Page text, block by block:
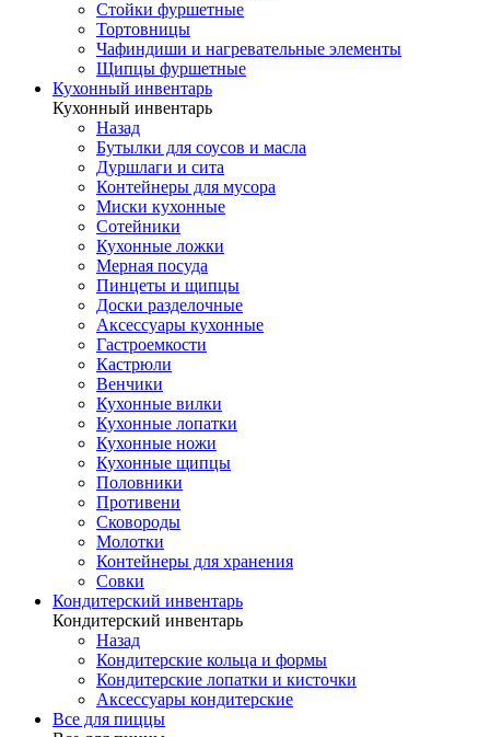
Стойки фуршетные
Тортовницы
Чафиндиши и нагревательные элементы
Щипцы фуршетные
Кухонный инвентарь
Кухонный инвентарь
Назад
Бутылки для соусов и масла
Дуршлаги и сита
Контейнеры для мусора
Миски кухонные
Сотейники
Кухонные ложки
Мерная посуда
Пинцеты и щипцы
Доски разделочные
Аксессуары кухонные
Гастроемкости
Кастрюли
Венчики
Кухонные вилки
Кухонные лопатки
Кухонные ножи
Кухонные щипцы
Половники
Противени
Сковороды
Молотки
Контейнеры для хранения
Совки
Кондитерский инвентарь
Кондитерский инвентарь
Назад
Кондитерские кольца и формы
Кондитерские лопатки и кисточки
Аксессуары кондитерские
Все для пиццы